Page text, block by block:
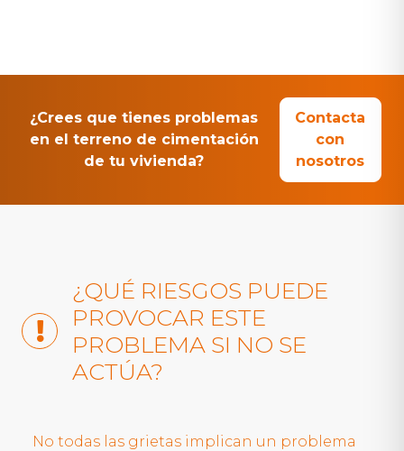
¿Crees que tienes problemas
en el terreno de cimentación
de tu vivienda?
Contacta
con
nosotros
¿QUÉ RIESGOS PUEDE
PROVOCAR ESTE
PROBLEMA SI NO SE
ACTÚA?
No todas las grietas implican un problema